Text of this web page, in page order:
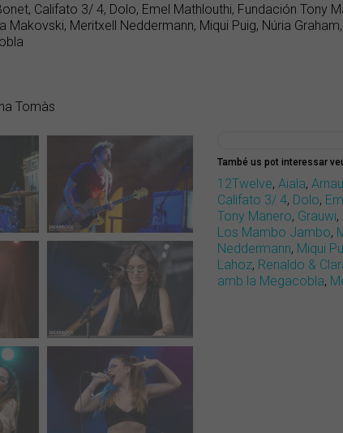
Califato 3/ 4, Dolo, Emel Mathlouthi, Fundación Tony
Meritxell Neddermann, Miqui Puig, Núria
Tomàs
També us pot interessar
12Twelve, Aiala,
Califato 3/ 4, Dolo,
Tony Manero, Grauwi,
Los Mambo Jambo,
Neddermann, Miqui
Lahoz, Renaldo &
amb la Megacobla,